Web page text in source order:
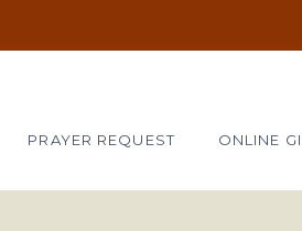
PRAYER REQUEST ONLINE